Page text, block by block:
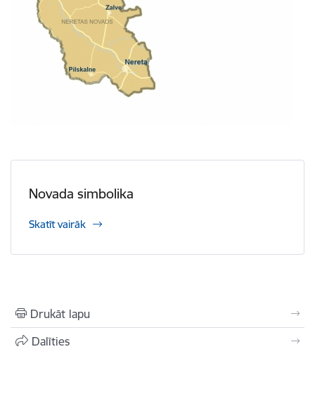
Novada simbolika
Skatīt vairāk
Drukāt lapu
Dalīties